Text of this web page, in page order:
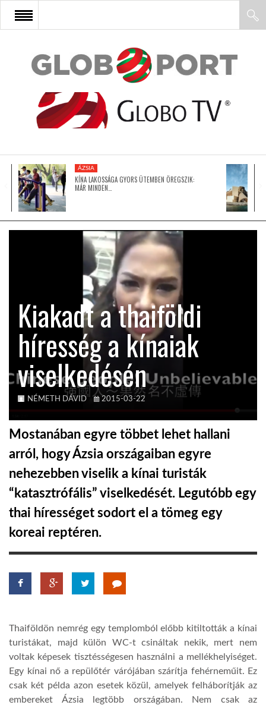
FŐOLDAL
AFRIKA
ÁZSIA
AUSZTRÁLIA
A VILÁG ITTHON
HÍR3D
GLOBOTV
AFRIKA TUDÁSTÁR
A NAP SZÉPE
ÁZSIA
KÍNA LAKOSSÁGA GYORS ÜTEMBEN ÖREGSZIK:
MÁR MINDEN…
Kiakadt a thaiföldi
híresség a kínaiak
viselkedésén
NÉMETH DÁVID 2015-03-22
Mostanában egyre többet lehet hallani
arról, hogy Ázsia országaiban egyre
nehezebben viselik a kínai turisták
“katasztrófális” viselkedését. Legutóbb egy
thai hírességet sodort el a tömeg egy
koreai reptéren.
Thaiföldön nemrég egy templomból előbb kitiltották a kínai
turistákat, majd külön WC-t csináltak nekik, mert nem
voltak képesek tisztésségesen használni a mellékhelyiséget.
Egy kínai nő a repülőtér várójában szárítja fehérneműit. Ez
csak két példa azon esetek közül, amelyek felháborítják az
embereket Ázsia legtöbb országában. Nem csak az